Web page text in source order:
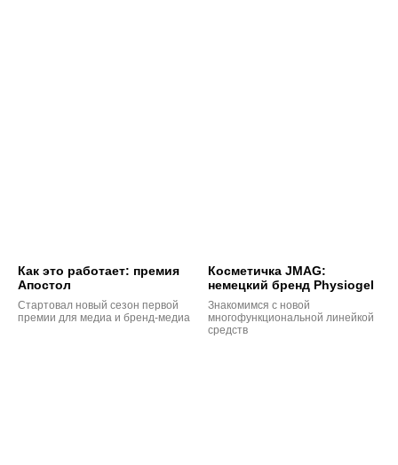
Как это работает: премия
Апостол
Стартовал новый сезон первой
премии для медиа и бренд-медиа
Косметичка JMAG:
немецкий бренд Physiogel
Знакомимся с новой
многофункциональной линейкой
средств